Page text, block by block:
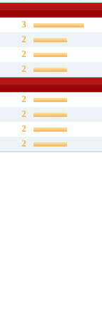
3
2
2
2
2
2
2
2